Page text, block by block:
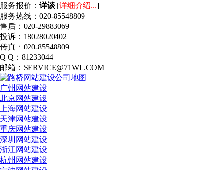
服务报价： 详谈 [详细介绍...]
服务热线：020-85548809
售后：020-29883069
投诉：18028020402
传真：020-85548809
Q Q：81233044
邮箱：SERVICE@71WL.COM
广州网站建设
北京网站建设
上海网站建设
天津网站建设
重庆网站建设
深圳网站建设
浙江网站建设
杭州网站建设